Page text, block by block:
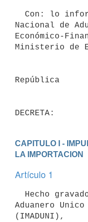
Nacional de
Económico-
Ministerio de
República
CAPITULO I -
LA IMPORTACION
Artículo 1
Aduanero
(IMADUNI),